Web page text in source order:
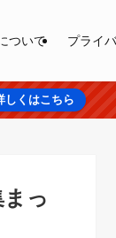
ついて プライ
しくはこちら
っ